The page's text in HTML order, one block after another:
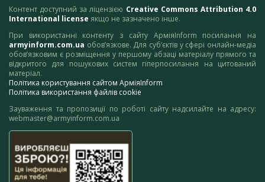
Контент доступний за ліцензією Creative Commons Attribution 4.0
International license якщо не зазначено інше.
При використанні контенту з сайту АрміяInform посилання на
armyinform.com.ua обов’язкове. Для суб’єктів у сфері онлайн-медіа
обов’язковим є розміщення у першому абзаці матеріалу прямого та
відкритого для пошукових систем гіперпосилання на цитований
матеріал.
Політика користування сайтом АрміяInform
Політика використання файлів cookie
Зауваження та пропозиції по роботі сайту надсилайте на адресу:
webmaster@armyinform.com.ua